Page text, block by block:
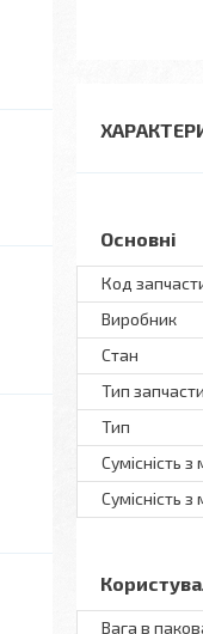
Основні
Код
Виробник
Стан
Тип
Тип
Сумісність
Сумісність
Вага в